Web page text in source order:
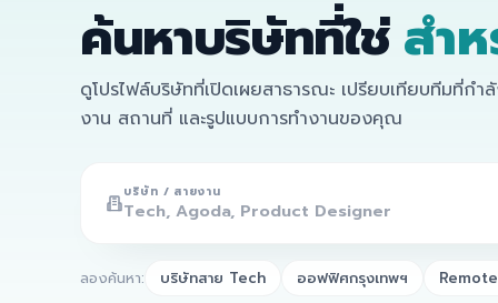
ค้นหาบริษัทที่ใช่ สำ
ดูโปรไฟล์บริษัทที่เปิดเผยสาธารณะ เปรียบเทียบทีมที่ก
งาน สถานที่ และรูปแบบการทำงานของคุณ
บริษัท / สายงาน
ลองค้นหา: บริษัทสาย Tech ออฟฟิศกรุงเทพฯ